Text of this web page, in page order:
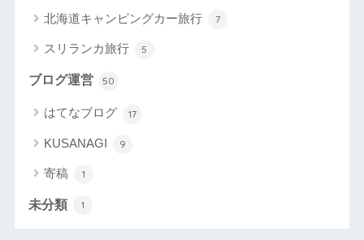
北海道キャンピングカー旅行 7
スリランカ旅行 5
ブログ運営 50
はてなブログ 17
KUSANAGI 9
寄稿 1
未分類 1